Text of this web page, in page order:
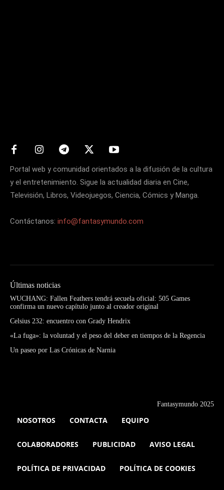
Portal web y comunidad orientados a la difusión de la cultura
y el entretenimiento. Sigue la actualidad diaria en Cine,
Televisión, Libros, Videojuegos, Ciencia, Cómics y Manga.
Contáctanos: info@fantasymundo.com
Últimas noticias
WUCHANG: Fallen Feathers tendrá secuela oficial: 505 Games
confirma un nuevo capítulo junto al creador original
Celsius 232: encuentro con Grady Hendrix
«La fuga»: la voluntad y el peso del deber en tiempos de la Regencia
Un paseo por Las Crónicas de Narnia
Fantasymundo 2025
NOSOTROS CONTACTA EQUIPO
COLABORADORES PUBLICIDAD AVISO LEGAL
POLÍTICA DE PRIVACIDAD POLÍTICA DE COOKIES